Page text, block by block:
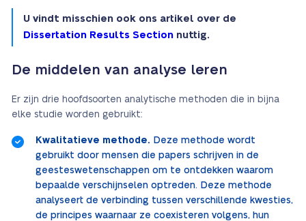
U vindt misschien ook ons artikel over de
Dissertation Results Section nuttig.
De middelen van analyse leren
Er zijn drie hoofdsoorten analytische methoden die in bijna
elke studie worden gebruikt:
Kwalitatieve methode. Deze methode wordt
gebruikt door mensen die papers schrijven in de
geesteswetenschappen om te ontdekken waarom
bepaalde verschijnselen optreden. Deze methode
analyseert de verbinding tussen verschillende kwesties,
de principes waarnaar ze coexisteren volgens, hun